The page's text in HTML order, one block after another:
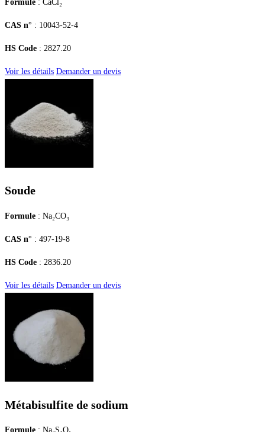
Formule : CaCl₂
CAS n° : 10043-52-4
HS Code : 2827.20
Voir les détails Demander un devis
Soude
Formule : Na₂CO₃
CAS n° : 497-19-8
HS Code : 2836.20
Voir les détails Demander un devis
Métabisulfite de sodium
Formule : Na₂S₂O₅